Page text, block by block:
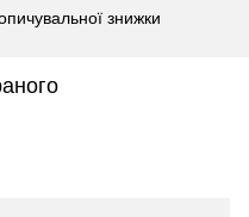
знижки